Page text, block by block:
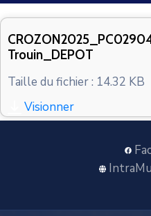
VOS
CONTACT
Trouin_DEPOT
Taille du fichier : 14.32 KB
Visionner